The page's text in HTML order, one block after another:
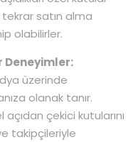
satın alma
olabilirler.
Deneyimler:
üzerinde
olanak tanır.
çekici kutularını
takipçileriyle